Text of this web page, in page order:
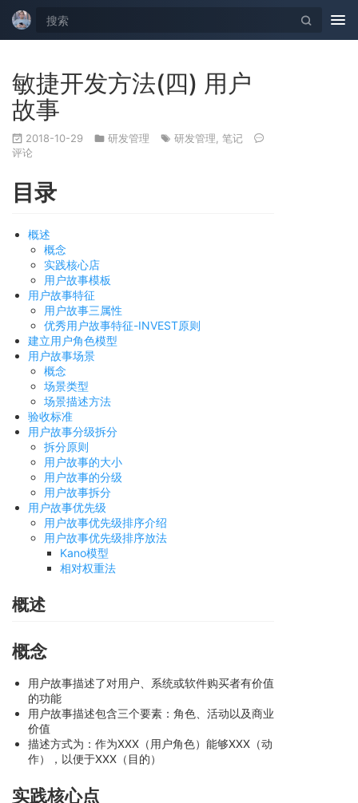
敏捷开发方法(四) 用户
故事
2018-10-29 研发管理 研发管理 笔记
评论
目录
概述
概念
实践核心店
用户故事模板
用户故事特征
用户故事三属性
优秀用户故事特征-INVEST原则
建立用户角色模型
用户故事场景
概念
场景类型
场景描述方法
验收标准
用户故事分级拆分
拆分原则
用户故事的大小
用户故事的分级
用户故事拆分
用户故事优先级
用户故事优先级排序介绍
用户故事优先级排序放法
Kano模型
相对权重法
概述
概念
用户故事描述了对用户、系统或软件购买者有价值
的功能
用户故事描述包含三个要素：角色、活动以及商业
价值
描述方式为：作为XXX（用户角色）能够XXX（动
作），以便于XXX（目的）
实践核心点